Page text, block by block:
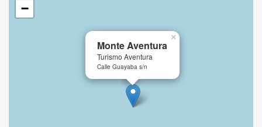
Monte Aventura
Turismo Aventura
Calle Guayaba s/n
×
−